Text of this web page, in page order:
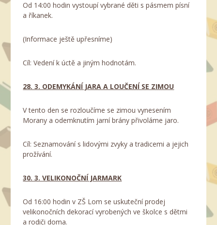
Od 14:00 hodin vystoupí vybrané děti s pásmem písní
a říkanek.
(Informace ještě upřesníme)
Cíl: Vedení k úctě a jiným hodnotám.
28. 3. ODEMYKÁNÍ JARA A LOUČENÍ SE ZIMOU
V tento den se rozloučíme se zimou vynesením
Morany a odemknutím jarní brány přivoláme jaro.
Cíl: Seznamování s lidovými zvyky a tradicemi a jejich
prožívání.
30. 3. VELIKONOČNÍ JARMARK
Od 16:00 hodin v ZŠ Lom se uskuteční prodej
velikonočních dekorací vyrobených ve školce s dětmi
a rodiči doma.